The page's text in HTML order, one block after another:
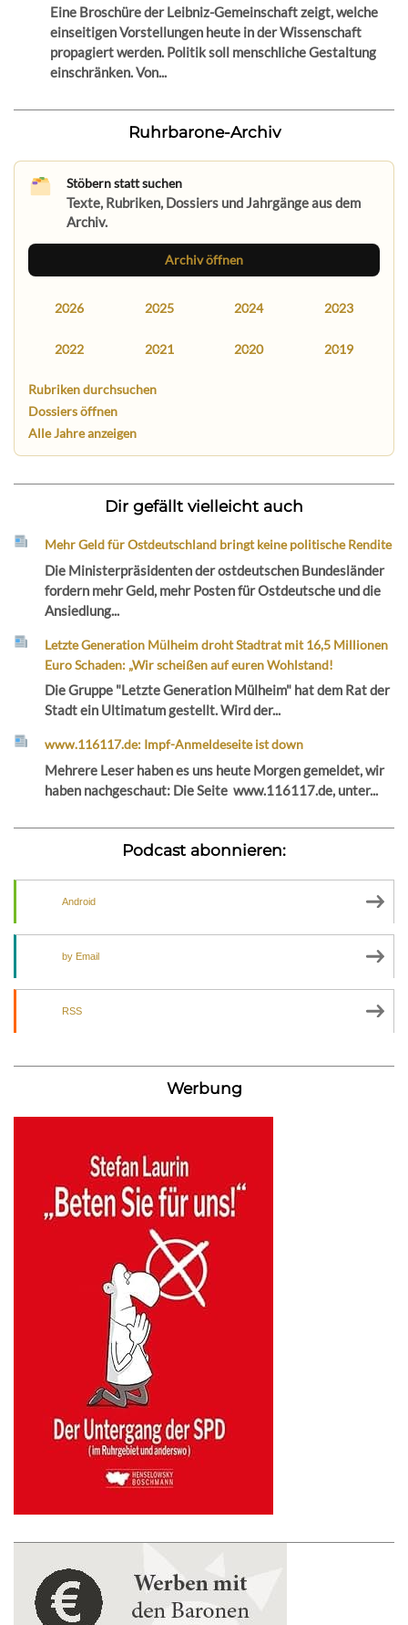
Eine Broschüre der Leibniz-Gemeinschaft zeigt, welche
einseitigen Vorstellungen heute in der Wissenschaft
propagiert werden. Politik soll menschliche Gestaltung
einschränken. Von...
Ruhrbarone-Archiv
Stöbern statt suchen
Texte, Rubriken, Dossiers und Jahrgänge aus dem
Archiv.
Archiv öffnen
2026 2025 2024 2023
2022 2021 2020 2019
Rubriken durchsuchen
Dossiers öffnen
Alle Jahre anzeigen
Dir gefällt vielleicht auch
Mehr Geld für Ostdeutschland bringt keine politische Rendite
Die Ministerpräsidenten der ostdeutschen Bundesländer
fordern mehr Geld, mehr Posten für Ostdeutsche und die
Ansiedlung...
Letzte Generation Mülheim droht Stadtrat mit 16,5 Millionen
Euro Schaden: „Wir scheißen auf euren Wohlstand!
Die Gruppe "Letzte Generation Mülheim" hat dem Rat der
Stadt ein Ultimatum gestellt. Wird der...
www.116117.de: Impf-Anmeldeseite ist down
Mehrere Leser haben es uns heute Morgen gemeldet, wir
haben nachgeschaut: Die Seite www.116117.de, unter...
Podcast abonnieren:
Android
by Email
RSS
Werbung